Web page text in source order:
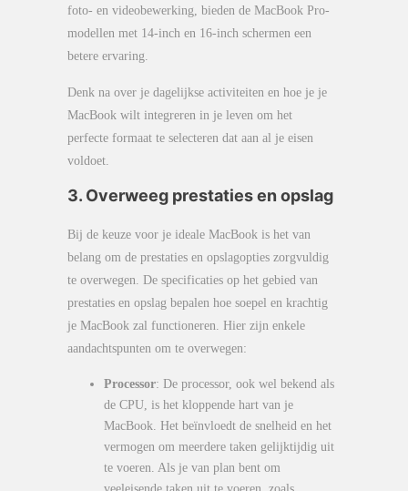
foto- en videobewerking, bieden de MacBook Pro-
modellen met 14-inch en 16-inch schermen een
betere ervaring.
Denk na over je dagelijkse activiteiten en hoe je je
MacBook wilt integreren in je leven om het
perfecte formaat te selecteren dat aan al je eisen
voldoet.
3. Overweeg prestaties en opslag
Bij de keuze voor je ideale MacBook is het van
belang om de prestaties en opslagopties zorgvuldig
te overwegen. De specificaties op het gebied van
prestaties en opslag bepalen hoe soepel en krachtig
je MacBook zal functioneren. Hier zijn enkele
aandachtspunten om te overwegen:
Processor: De processor, ook wel bekend als
de CPU, is het kloppende hart van je
MacBook. Het beïnvloedt de snelheid en het
vermogen om meerdere taken gelijktijdig uit
te voeren. Als je van plan bent om